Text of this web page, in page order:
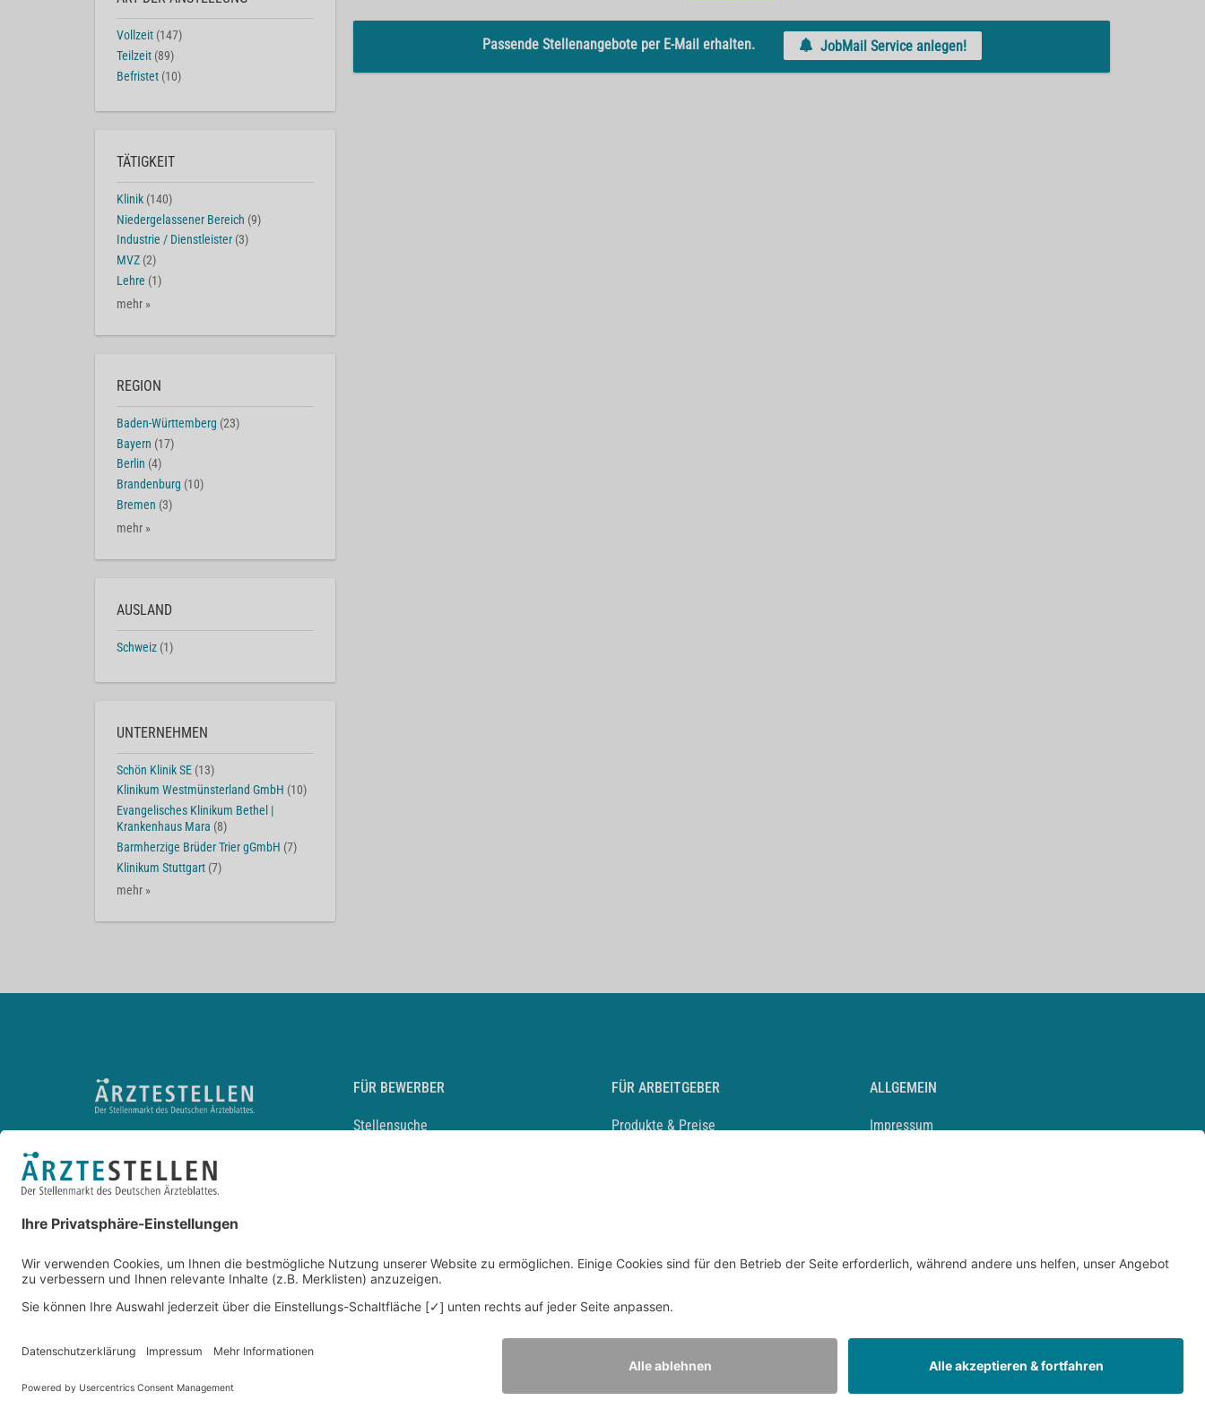
Passende Stellenangebote per E-Mail erhalten. JobMail Service anlegen!
Vollzeit (147)
Teilzeit (89)
Befristet (10)
TÄTIGKEIT
Klinik (140)
Niedergelassener Bereich (9)
Industrie / Dienstleister (3)
MVZ (2)
Lehre (1)
mehr »
REGION
Baden-Württemberg (23)
Bayern (17)
Berlin (4)
Brandenburg (10)
Bremen (3)
mehr »
AUSLAND
Schweiz (1)
UNTERNEHMEN
Schön Klinik SE (13)
Klinikum Westmünsterland GmbH (10)
Evangelisches Klinikum Bethel |
Krankenhaus Mara (8)
Barmherzige Brüder Trier gGmbH (7)
Klinikum Stuttgart (7)
mehr »
FÜR BEWERBER
Stellensuche
Durchsuchen Sie den Stellenkatalog
FÜR ARBEITGEBER
Produkte & Preise
ALLGEMEIN
Impressum
Entwickelt durchJOBIQO